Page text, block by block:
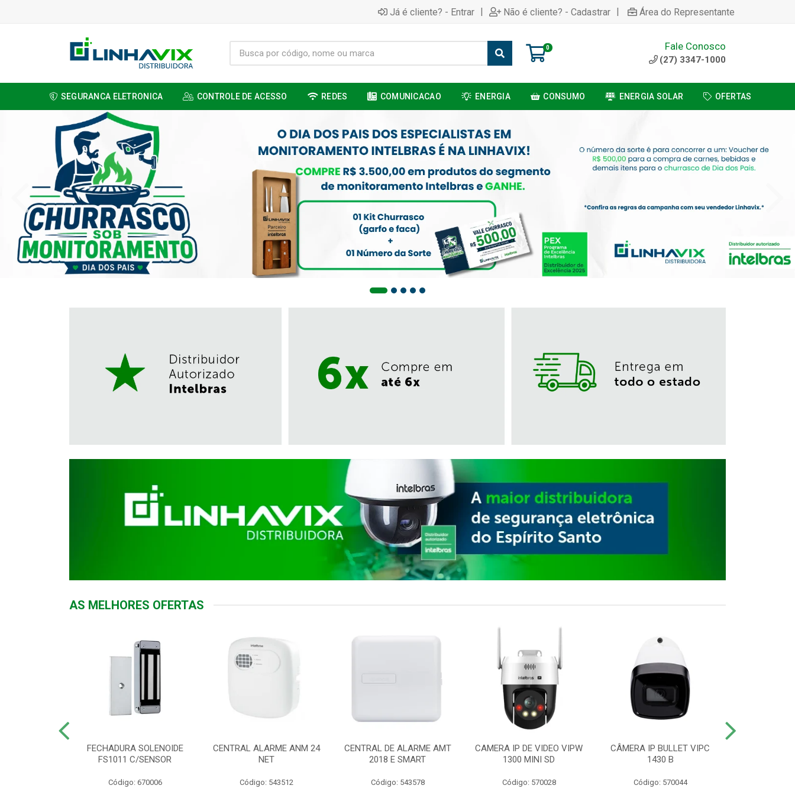
Já é cliente? - Entrar | Não é cliente? - Cadastrar | Área do Representante
0 Fale Conosco
(27) 3347-1000
SEGURANCA ELETRONICA CONTROLE DE ACESSO REDES COMUNICACAO ENERGIA CONSUMO ENERGIA SOLAR OFERTAS
AS MELHORES OFERTAS
FECHADURA SOLENOIDE
FS1011 C/SENSOR
Código: 670006
CENTRAL ALARME ANM 24
NET
Código: 543512
CENTRAL DE ALARME AMT
2018 E SMART
Código: 543578
CAMERA IP DE VIDEO VIPW
1300 MINI SD
Código: 570028
CÂMERA IP BULLET VIPC
1430 B
Código: 570044